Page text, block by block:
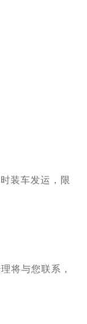
装车发运，限
将与您联系，